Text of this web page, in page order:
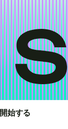
開始する